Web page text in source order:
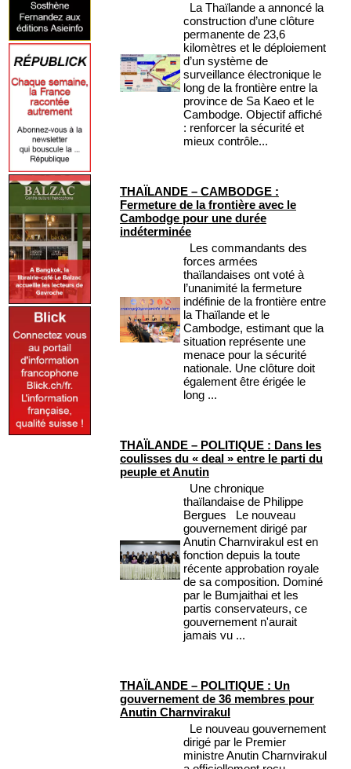
La Thaïlande a annoncé la
construction d’une clôture
permanente de 23,6
kilomètres et le déploiement
d’un système de
surveillance électronique le
long de la frontière entre la
province de Sa Kaeo et le
Cambodge. Objectif affiché
: renforcer la sécurité et
mieux contrôle...
THAÏLANDE – CAMBODGE :
Fermeture de la frontière avec le
Cambodge pour une durée
indéterminée
Les commandants des
forces armées
thaïlandaises ont voté à
l’unanimité la fermeture
indéfinie de la frontière entre
la Thaïlande et le
Cambodge, estimant que la
situation représente une
menace pour la sécurité
nationale. Une clôture doit
également être érigée le
long ...
THAÏLANDE – POLITIQUE : Dans les
coulisses du « deal » entre le parti du
peuple et Anutin
Une chronique
thaïlandaise de Philippe
Bergues Le nouveau
gouvernement dirigé par
Anutin Charnvirakul est en
fonction depuis la toute
récente approbation royale
de sa composition. Dominé
par le Bumjaithai et les
partis conservateurs, ce
gouvernement n'aurait
jamais vu ...
THAÏLANDE – POLITIQUE : Un
gouvernement de 36 membres pour
Anutin Charnvirakul
Le nouveau gouvernement
dirigé par le Premier
ministre Anutin Charnvirakul